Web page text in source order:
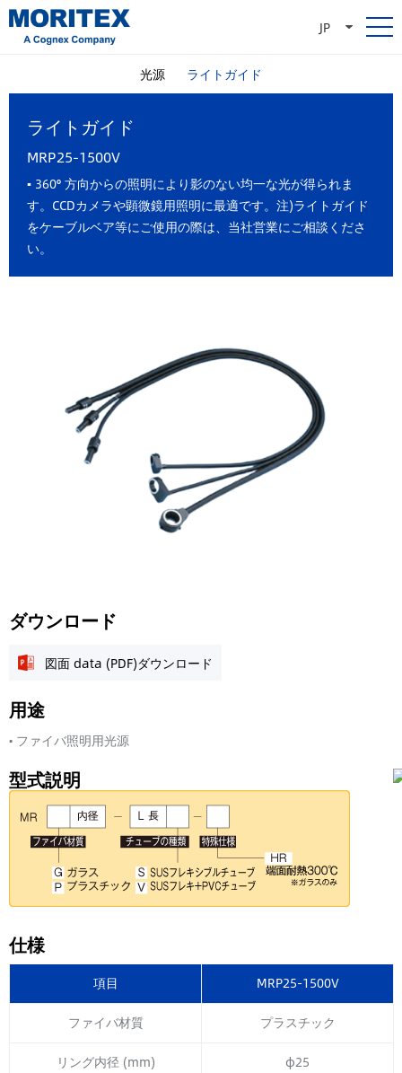
JP
光源 ライトガイド
ライトガイド
MRP25-1500V
▪ 360° 方向からの照明により影のない均一な光が得られま
す。CCDカメラや顕微鏡用照明に最適です。 注)ライトガイド
をケーブルベア等にご使用の際は、当社営業にご相談くださ
い。
ダウンロード
図面 data (PDF)ダウンロード
用途
• ファイバ照明用光源
型式説明
仕様
項目
MRP25-1500V
ファイバ材質
プラスチック
リング内径 (mm)
φ25